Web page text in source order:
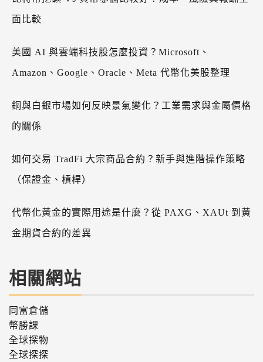
面比較
美國 AI 與雲端科技股怎麼投資？Microsoft、
Amazon、Google、Oracle、Meta 代幣化美股整理
銅與白銀市場如何反映景氣變化？工業需求與金屬價格
的關係
如何交易 TradFi 大宗商品合約？新手與進階操作策略
（保證金、槓桿）
代幣化黃金的實際用途是什麼？從 PAXG、XAUt 到黃
金期貨合約的差異
相關網站
同富倉儲
幣勝課
全球探物
全球探探